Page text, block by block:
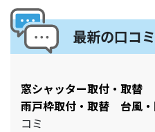
最新の口コ
窓シャッター取付・取替
雨戸枠取付・取替 台風
コミ